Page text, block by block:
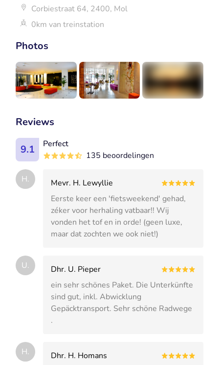
Photos
Reviews
9.1
Perfect
135 beoordelingen
H.
Mevr. H. Lewyllie
Eerste keer een 'fietsweekend' gehad,
zéker voor herhaling vatbaar!! Wij
vonden het tof en in orde! (geen luxe,
maar dat zochten we ook niet!)
U.
Dhr. U. Pieper
ein sehr schönes Paket. Die Unterkünfte
sind gut, inkl. Abwicklung
Gepäcktransport. Sehr schöne Radwege
.
H.
Dhr. H. Homans
Corbiestraat 64, 2400, Mol
0km van treinstation